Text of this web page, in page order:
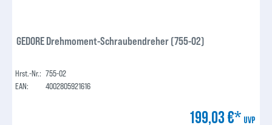
GEDORE Drehmoment-Schraubendreher (755-02)
Hrst.-Nr.: 755-02
EAN:
4002805921616
199,03 €* UVP